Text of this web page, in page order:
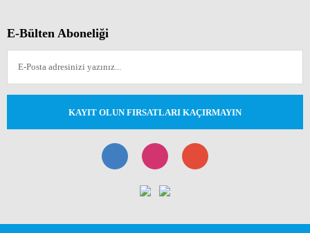
E-Bülten Aboneliği
KAYIT OLUN FIRSATLARI KAÇIRMAYIN